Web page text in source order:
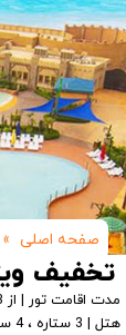
صفحه اصلی »
تخفیف
مدت اقامت تور | از 3 شب تا 10 شب
هتل | 3 ستاره ، 4 ستاره ، 5 ستاره